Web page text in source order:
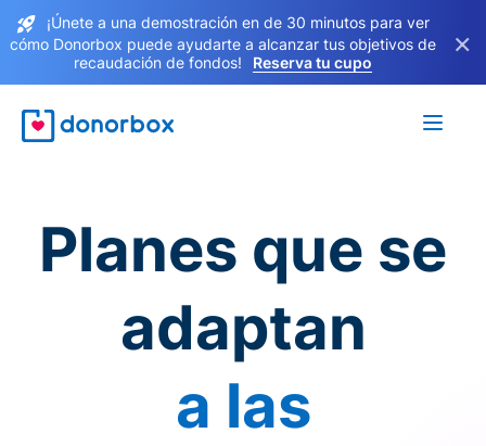
¡Únete a una demostración en de 30 minutos para ver
cómo Donorbox puede ayudarte a alcanzar tus objetivos de
recaudación de fondos!
Reserva tu cupo
×
Planes que se
adaptan
a las